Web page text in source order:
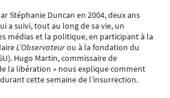
Stéphanie Duncan en 2004, deux ans
a suivi, tout au long de sa vie, un
médias et la politique, en participant à la
L’Observateurou à la fondation du
Hugo Martin, commissaire de
la libération » nous explique comment
cette semaine de l’insurrection.